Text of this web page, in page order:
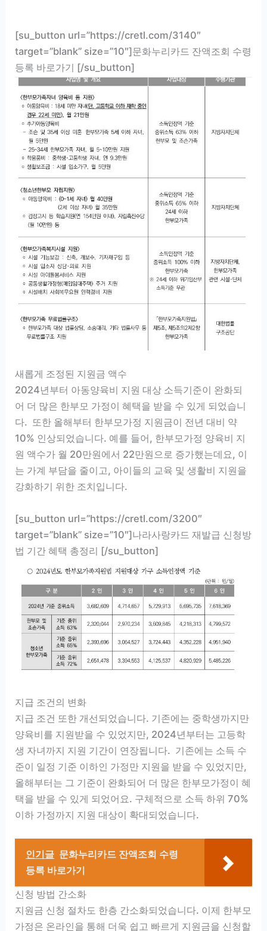
[su_button url=”https://cretl.com/3140″
target=”blank” size=”10″]문화누리카드 잔액조회 수령
등록 바로가기 [/su_button]
새롭게 조정된 지원금 액수
2024년부터 아동양육비 지원 대상 소득기준이 완화되
어 더 많은 한부모 가정이 혜택을 받을 수 있게 되었습니
다. 또한 올해부터 한부모가정 지원금이 전년 대비 약
10% 인상되었습니다. 예를 들어, 한부모가정 양육비 지
원 액수가 월 20만원에서 22만원으로 증가했는데요, 이
는 가계 부담을 줄이고, 아이들의 교육 및 생활비 지원을
강화하기 위한 조치입니다.
[su_button url=”https://cretl.com/3200″
target=”blank” size=”10″]나라사랑카드 재발급 신청방
법 기간 혜택 총정리 [/su_button]
지급 조건의 변화
지급 조건 또한 개선되었습니다. 기존에는 중학생까지만
양육비를 지원받을 수 있었지만, 2024년부터는 고등학
생 자녀까지 지원 기간이 연장됩니다. 기존에는 소득 수
준이 일정 기준 이하인 가정만 지원을 받을 수 있었지만,
올해부터는 그 기준이 완화되어 더 많은 한부모가정이 혜
택을 받을 수 있게 되었어요. 구체적으로 소득 하위 70%
이하 가정까지 지원 대상이 확대되었습니다.
인기글 문화누리카드 잔액조회 수령
등록 바로가기
신청 방법 간소화
지원금 신청 절차도 한층 간소화되었습니다. 이제 한부모
가정은 온라인을 통해 더욱 쉽고 빠르게 지원금을 신청할